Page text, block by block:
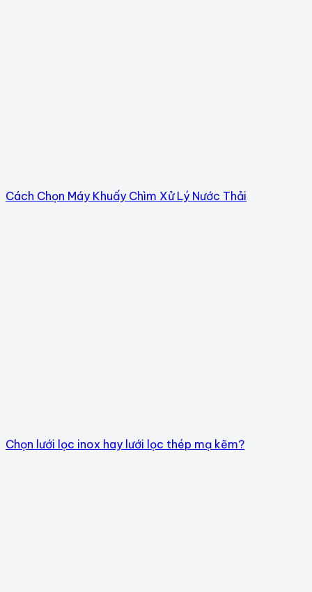
Cách Chọn Máy Khuấy Chìm Xử Lý Nước Thải
Chọn lưới lọc inox hay lưới lọc thép mạ kẽm?